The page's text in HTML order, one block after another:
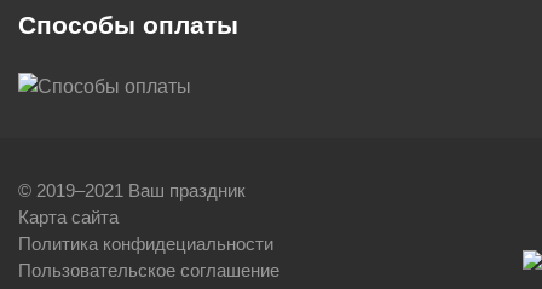
Способы оплаты
© 2019–2021 Ваш праздник
Карта сайта
Политика конфидециальности
Пользовательское соглашение